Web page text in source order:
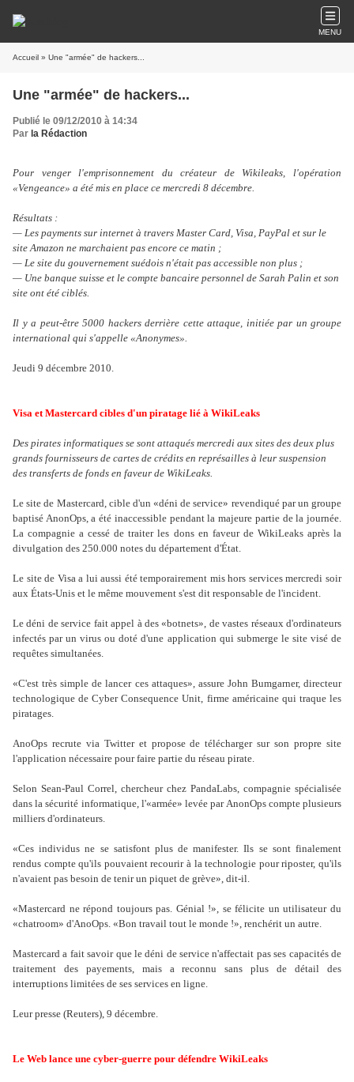
MENU
Accueil » Une "armée" de hackers...
Une "armée" de hackers...
Publié le 09/12/2010 à 14:34
Par la Rédaction
Pour venger l'emprisonnement du créateur de Wikileaks, l'opération
«Vengeance» a été mis en place ce mercredi 8 décembre.
Résultats :
— Les payments sur internet à travers Master Card, Visa, PayPal et sur le
site Amazon ne marchaient pas encore ce matin ;
— Le site du gouvernement suédois n'était pas accessible non plus ;
— Une banque suisse et le compte bancaire personnel de Sarah Palin et son
site ont été ciblés.
Il y a peut-être 5000 hackers derrière cette attaque, initiée par un groupe
international qui s'appelle «Anonymes».
Jeudi 9 décembre 2010.
Visa et Mastercard cibles d'un piratage lié à WikiLeaks
Des pirates informatiques se sont attaqués mercredi aux sites des deux plus
grands fournisseurs de cartes de crédits en représailles à leur suspension
des transferts de fonds en faveur de WikiLeaks.
Le site de Mastercard, cible d'un «déni de service» revendiqué par un groupe
baptisé AnonOps, a été inaccessible pendant la majeure partie de la journée.
La compagnie a cessé de traiter les dons en faveur de WikiLeaks après la
divulgation des 250.000 notes du département d'État.
Le site de Visa a lui aussi été temporairement mis hors services mercredi soir
aux États-Unis et le même mouvement s'est dit responsable de l'incident.
Le déni de service fait appel à des «botnets», de vastes réseaux d'ordinateurs
infectés par un virus ou doté d'une application qui submerge le site visé de
requêtes simultanées.
«C'est très simple de lancer ces attaques», assure John Bumgarner, directeur
technologique de Cyber Consequence Unit, firme américaine qui traque les
piratages.
AnoOps recrute via Twitter et propose de télécharger sur son propre site
l'application nécessaire pour faire partie du réseau pirate.
Selon Sean-Paul Correl, chercheur chez PandaLabs, compagnie spécialisée
dans la sécurité informatique, l'«armée» levée par AnonOps compte plusieurs
milliers d'ordinateurs.
«Ces individus ne se satisfont plus de manifester. Ils se sont finalement
rendus compte qu'ils pouvaient recourir à la technologie pour riposter, qu'ils
n'avaient pas besoin de tenir un piquet de grève», dit-il.
«Mastercard ne répond toujours pas. Génial !», se félicite un utilisateur du
«chatroom» d'AnoOps. «Bon travail tout le monde !», renchérit un autre.
Mastercard a fait savoir que le déni de service n'affectait pas ses capacités de
traitement des payements, mais a reconnu sans plus de détail des
interruptions limitées de ses services en ligne.
Leur presse (Reuters), 9 décembre.
Le Web lance une cyber-guerre pour défendre WikiLeaks